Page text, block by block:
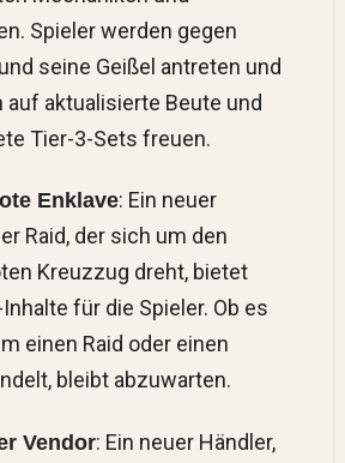
Spieler werden gegen
seine Geißel antreten und
auf aktualisierte Beute und
Tier-3-Sets freuen.
Enklave: Ein neuer
Raid, der sich um den
Kreuzzug dreht, bietet
für die Spieler. Ob es
einen Raid oder einen
bleibt abzuwarten.
Vendor: Ein neuer Händler,